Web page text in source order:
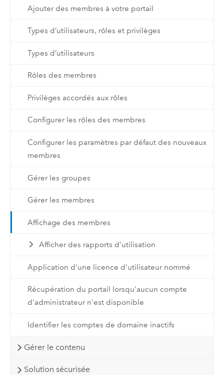
Ajouter des membres à votre portail
Types d’utilisateurs, rôles et privilèges
Types d’utilisateurs
Rôles des membres
Privilèges accordés aux rôles
Configurer les rôles des membres
Configurer les paramètres par défaut des nouveaux
membres
Gérer les groupes
Gérer les membres
Affichage des membres
Afficher des rapports d'utilisation
Application d'une licence d'utilisateur nommé
Récupération du portail lorsqu'aucun compte
d'administrateur n'est disponible
Identifier les comptes de domaine inactifs
Gérer le contenu
Solution sécurisée